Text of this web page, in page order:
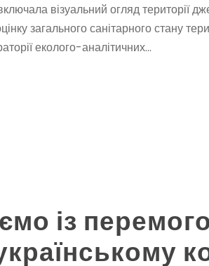
візуальний огляд території
загального санітарного стану
еколого-аналітичних...
із